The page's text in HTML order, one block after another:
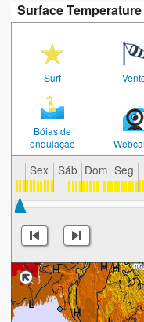
Surface
Surf
Bóias de
ondulação
Sex Sáb Dom Seg